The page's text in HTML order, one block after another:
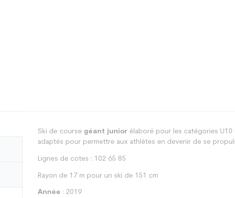
Ski de course géant juniorélaboré pour les catégories U10
adaptés pour permettre aux athlètes en devenir de se
Lignes de cotes : 102 65 85
Rayon de 17 m pour un ski de 151 cm
Année : 2019